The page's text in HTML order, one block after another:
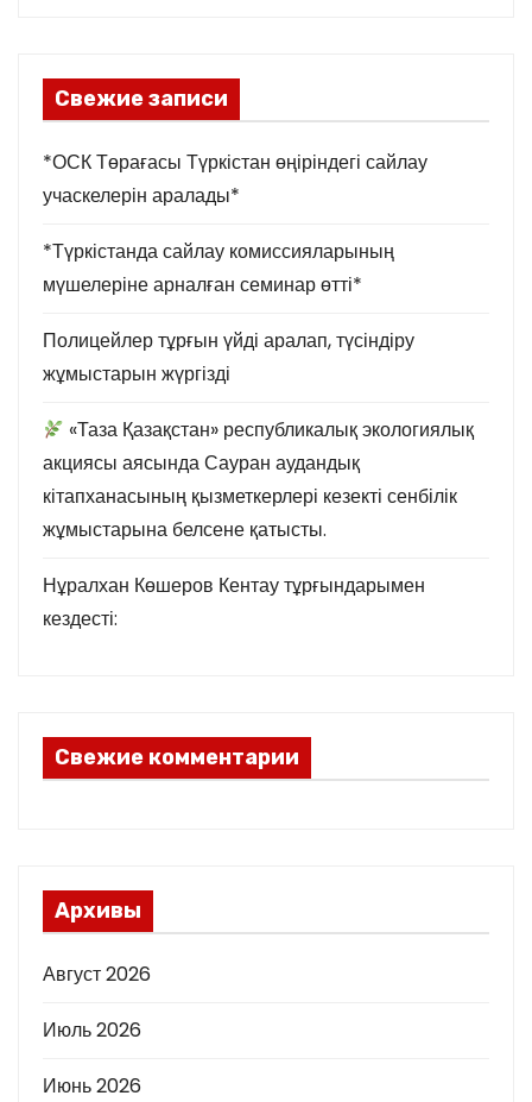
Свежие записи
*ОСК Төрағасы Түркістан өңіріндегі сайлау
учаскелерін аралады*
*Түркістанда сайлау комиссияларының
мүшелеріне арналған семинар өтті*
Полицейлер тұрғын үйді аралап, түсіндіру
жұмыстарын жүргізді
«Таза Қазақстан» республикалық экологиялық
акциясы аясында Сауран аудандық
кітапханасының қызметкерлері кезекті сенбілік
жұмыстарына белсене қатысты.
Нұралхан Көшеров Кентау тұрғындарымен
кездесті:
Свежие комментарии
Архивы
Август 2026
Июль 2026
Июнь 2026